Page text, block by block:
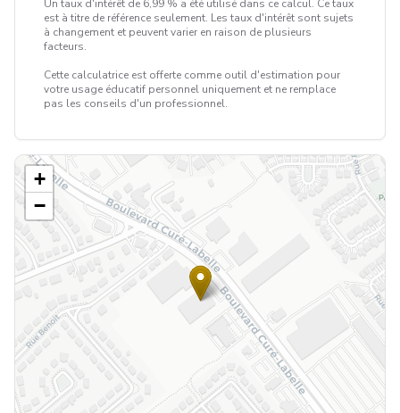
Un taux d'intérêt de 6,99 % a été utilisé dans ce calcul. Ce taux
est à titre de référence seulement. Les taux d'intérêt sont sujets
à changement et peuvent varier en raison de plusieurs
facteurs.
Cette calculatrice est offerte comme outil d'estimation pour
votre usage éducatif personnel uniquement et ne remplace
pas les conseils d'un professionnel.
+
−